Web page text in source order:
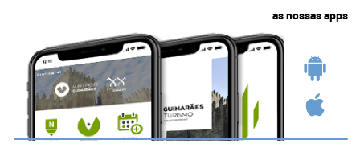
as nossas apps